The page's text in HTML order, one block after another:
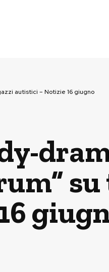
autistici – Notizie 16 giugno